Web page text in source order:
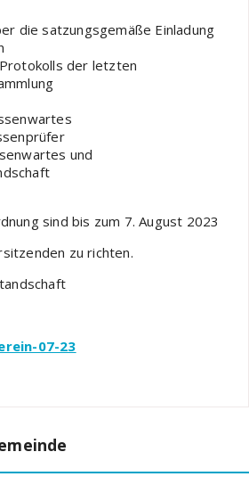
die satzungsgemäße Einladung
der letzten
und
sind bis zum 7. August 2023
zu richten.
07-23